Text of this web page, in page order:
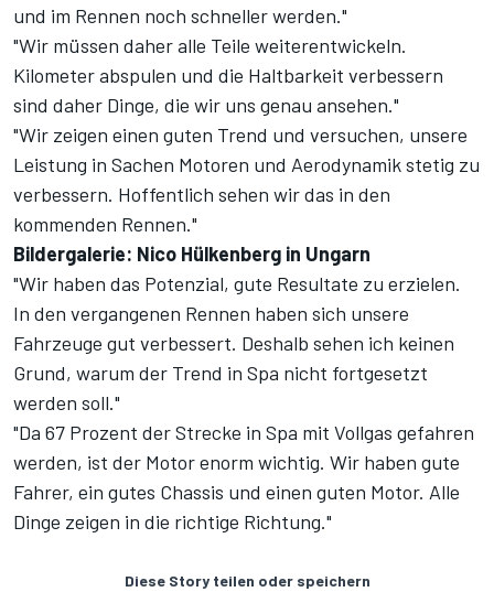
und im Rennen noch schneller werden."
"Wir müssen daher alle Teile weiterentwickeln.
Kilometer abspulen und die Haltbarkeit verbessern
sind daher Dinge, die wir uns genau ansehen."
"Wir zeigen einen guten Trend und versuchen, unsere
Leistung in Sachen Motoren und Aerodynamik stetig zu
verbessern. Hoffentlich sehen wir das in den
kommenden Rennen."
Bildergalerie: Nico Hülkenberg in Ungarn
"Wir haben das Potenzial, gute Resultate zu erzielen.
In den vergangenen Rennen haben sich unsere
Fahrzeuge gut verbessert. Deshalb sehen ich keinen
Grund, warum der Trend in Spa nicht fortgesetzt
werden soll."
"Da 67 Prozent der Strecke in Spa mit Vollgas gefahren
werden, ist der Motor enorm wichtig. Wir haben gute
Fahrer, ein gutes Chassis und einen guten Motor. Alle
Dinge zeigen in die richtige Richtung."
Diese Story teilen oder speichern